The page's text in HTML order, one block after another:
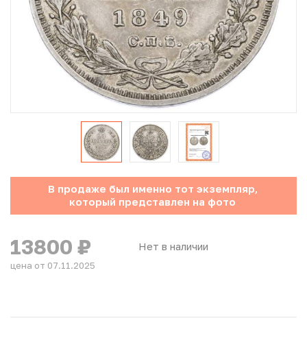
Юбилейные монеты Банка России (с 1999 года)
Памятные и инвестиционные монеты СССР и России
Иностранные монеты
Неофициальные выпуски монет (Unusual)
Античные и средневековые монеты
Наборы монет
Инвестиционные монеты
В продаже был именно тот экземпляр,
который представлен на фото
Нет в наличии
13800 ₽
цена от 07.11.2025